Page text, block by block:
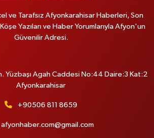
ve Tarafsız Afyonkarahisar Haberleri, Son
Yazıları ve Haber Yorumlarıyla Afyon'un
Güvenilir Adresi.
Yüzbaşı Agah Caddesi No:44 Daire:3 Kat:2
Afyonkarahisar
+90506 811 8659
afyonhaber.com@gmail.com